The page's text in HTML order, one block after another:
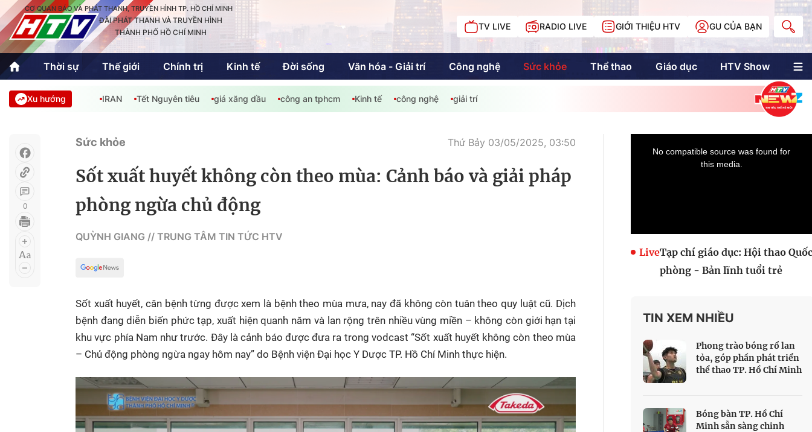
CƠ QUAN BÁO VÀ PHÁT THANH, TRUYỀN HÌNH TP. HỒ CHÍ MINH
ĐÀI PHÁT THANH VÀ TRUYỀN HÌNH
THÀNH PHỐ HỒ CHÍ MINH
TV LIVE RADIO LIVE GIỚI THIỆU HTV GU CỦA BẠN
Thời sự Thế giới Chính trị Kinh tế Đời sống Văn hóa - Giải trí Công nghệ Sức khỏe Thể thao Giáo dục HTV Show
Thời sự
Thể thao
Quốc tế
Văn hóa - Giải trí
Giáo dục Kinh tế
An Sinh
Công nghệ Phóng sự
Không gian văn hóa
Hồ Chí Minh
Chuyển đổi số
Thành phố không
ngủ
Chậm
Bé xem gì
Mái ấm gia đình
Các show khác
Phim truyền hình
Phim tài liệu
Made By Vietnam
Ngày hội HTV
Innovation Fest
lòng
Cuộc đua xe đạp
Cúp Truyền hình
Cuộc đua offroad
SEA Games 33
Multimedia
Multiform
Doanh nhân Sài
Gòn
Xu hướng IRAN Tết Nguyên tiêu giá xăng dầu công an tphcm Kinh tế công nghệ giải trí
0
Sức khỏe Thứ Bảy 03/05/2025, 03:50
Sốt xuất huyết không còn theo mùa: Cảnh báo và giải pháp
phòng ngừa chủ động
QUỲNH GIANG // TRUNG TÂM TIN TỨC HTV
Sốt xuất huyết, căn bệnh từng được xem là bệnh theo mùa mưa, nay đã không còn tuân theo quy luật cũ. Dịch
bệnh đang diễn biến phức tạp, xuất hiện quanh năm và lan rộng trên nhiều vùng miền – không còn giới hạn tại
khu vực phía Nam như trước. Đây là cảnh báo được đưa ra trong vodcast “Sốt xuất huyết không còn theo mùa
– Chủ động phòng ngừa ngay hôm nay” do Bệnh viện Đại học Y Dược TP. Hồ Chí Minh thực hiện.
LiveTạp chí giáo dục: Hội thao Quốc
phòng - Bản lĩnh tuổi trẻ
TIN XEM NHIỀU
Phong trào bóng rổ lan
tỏa, góp phần phát triển
thể thao TP. Hồ Chí Minh
Bóng bàn TP. Hồ Chí
Minh sẵn sàng chinh